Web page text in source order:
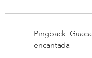
Pingback:
encantada